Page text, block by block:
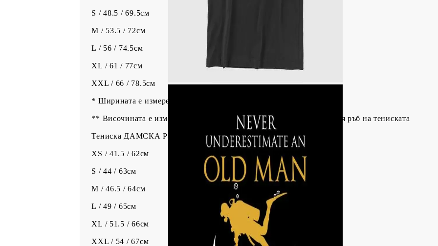
S / 48.5 / 69.5см
M / 53.5 / 72см
L / 56 / 74.5см
XL / 61 / 77см
XXL / 66 / 78.5см
* Ширината е измерена на 1см под ръкава
** Височината е измерена от най-високата част на рамото до долния ръб на тениската
Тениска ДАМСКА Размери / Ширина* / Височина**
XS / 41.5 / 62см
S / 44 / 63см
M / 46.5 / 64см
L / 49 / 65см
XL / 51.5 / 66см
XXL / 54 / 67см